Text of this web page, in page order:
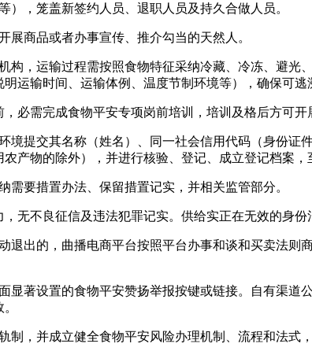
，笼盖新签约人员、退职人员及持久合做人员。
商品或者办事宣传、推介勾当的天然人。
，运输过程需按照食物特征采纳冷藏、冷冻、避光
运输时间、运输体例、温度节制环境等），确保可逃
需完成食物平安专项岗前培训，培训及格后方可开
提交其名称（姓名）、同一社会信用代码（身份证
产物的除外），并进行核验、登记、成立登记档案，
要措置办法、保留措置记实，并相关监管部分。
不良征信及违法犯罪记实。供给实正在无效的身份
出的，曲播电商平台按照平台办事和谈和买卖法则
著设置的食物平安赞扬举报按键或链接。自有渠道
并成立健全食物平安风险办理机制、流程和法式，